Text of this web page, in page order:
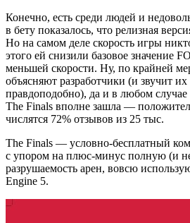
Конечно, есть среди людей и
в бету показалось, что релизная
Но на самом деле скорость игры
этого ей снизили базовое значение
меньшей скорости. Ну, по крайней
объясняют разработчики (и звучит
правдоподобно), да и в любом
The Finals вполне зашла —
числятся 72% отзывов из 25 тыс.
The Finals — условно-бесплатный
с упором на плюс-минус полную (и
разрушаемость арен, вовсю
Engine 5.